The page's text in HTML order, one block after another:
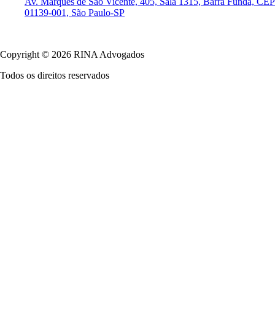
01139-001, São Paulo-SP
Copyright © 2026 RINA Advogados
Todos os direitos reservados